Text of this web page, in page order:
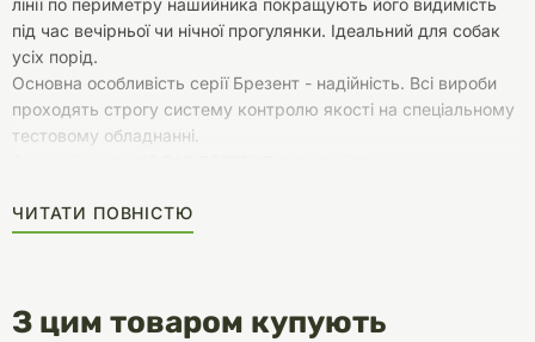
лінії по периметру нашийника покращують його видимість
під час вечірньої чи нічної прогулянки. Ідеальний для собак
усіх порід.
Основна особливість серії Брезент - надійність. Всі вироби
проходять строгу систему контролю якості на спеціальному
тестовому обладнанні.
ЧИТАТИ ПОВНІСТЮ
З цим товаром купують